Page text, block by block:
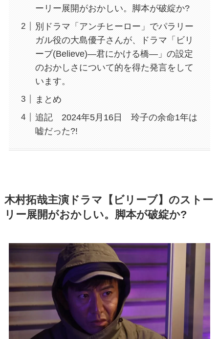
ーリー展開がおかしい。脚本が破綻か?
別ドラマ「アンチヒーロー」でパラリー
ガル役の大島優子さんが、ドラマ「ビリ
ーブ(Believe)―君にかける橋―」の設定
のおかしさについて的を得た発言をして
います。
まとめ
追記 2024年5月16日 玲子の余命1年は
嘘だった?!
木村拓哉主演ドラマ【ビリーブ】のストー
リー展開がおかしい。脚本が破綻か?